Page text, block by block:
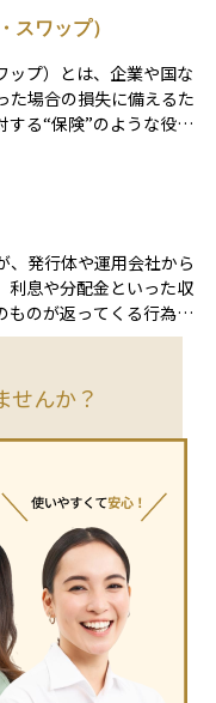
、格付はあくまで過去
、市場環境の急変に即
国債利回りとの差である
。これは「市場に織り込
クに加え、流動性やマ
散です。業種や地域、格
、特定の発行体の信用
気後退時などには価格
レーションの短縮、さら
といった対策が有効で
があります。期待され
ォルト確率×損失率）や
か。こうした視点で冷静
定した債券運用につなが
よる債務不履行（ソブ
す要因となることがあり
・デフォルト」という
め評価し、債券の発行
えてリスク管理を行うこ
スワップ）
ップ）とは、企業や国な
た場合の損失に備えるた
する“保険”のような役割
の買い手）と、そのリ
れる特定の企業や国の債
常、店頭（OTC）で行わ
にも注意が必要です。
であり、CDSスプレッ
の保険料を意味しま
融市場全体の信用不安
金融危機や地政学的リ
向が注目されます。
こなくなったときに備え
、理解しやすいでしょ
、発行体や運用会社から
利息や分配金といった収
ものが返ってくる行為で
に行われますが、条件
るのが一般的です。保
る仕組みとなっていま
場価格での取引になり、
のように発行体に早期償
より早く元本が返却され
また、運用資産が小さ
場合には、満期前に
。その際、保有口数に
されます。契約条件に
あり、仕組債や証券化
まれているケースもあり
せんか？